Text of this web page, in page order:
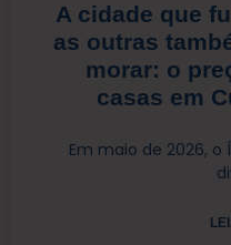
A cidade que
as outras
morar: o
casas em
Em maio de 2026, o